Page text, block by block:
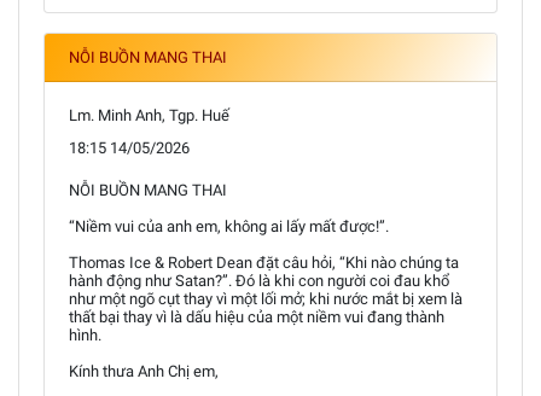
NỖI BUỒN MANG THAI
Lm. Minh Anh, Tgp. Huế
18:15 14/05/2026
NỖI BUỒN MANG THAI
“Niềm vui của anh em, không ai lấy mất được!”.
Thomas Ice & Robert Dean đặt câu hỏi, “Khi nào chúng ta
hành động như Satan?”. Đó là khi con người coi đau khổ
như một ngõ cụt thay vì một lối mở; khi nước mắt bị xem là
thất bại thay vì là dấu hiệu của một niềm vui đang thành
hình.
Kính thưa Anh Chị em,